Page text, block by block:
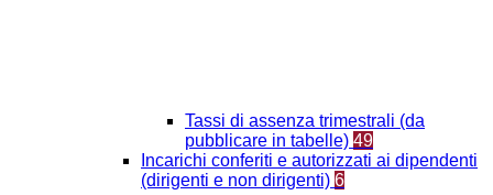
Tassi di assenza trimestrali (da
pubblicare in tabelle) 49
Incarichi conferiti e autorizzati ai dipendenti
(dirigenti e non dirigenti) 6